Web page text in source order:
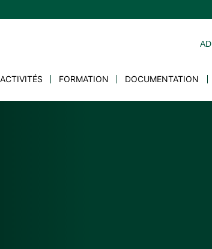
ACTIVITÉS FORMATION DOCUMENTATION